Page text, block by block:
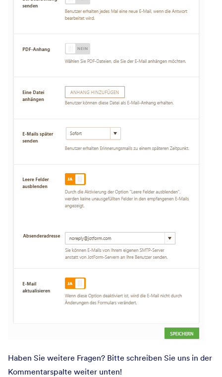
Haben Sie weitere Fragen? Bitte schreiben Sie uns in der
Kommentarspalte weiter unten!